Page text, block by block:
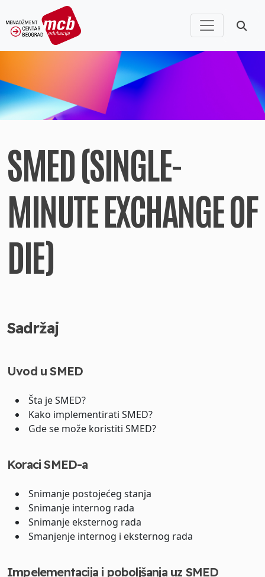
SMED (SINGLE-
MINUTE EXCHANGE OF
DIE)
Sadržaj
Uvod u SMED
Šta je SMED?
Kako implementirati SMED?
Gde se može koristiti SMED?
Koraci SMED-a
Snimanje postojećeg stanja
Snimanje internog rada
Snimanje eksternog rada
Smanjenje internog i eksternog rada
Impelementacija i poboljšanja uz SMED